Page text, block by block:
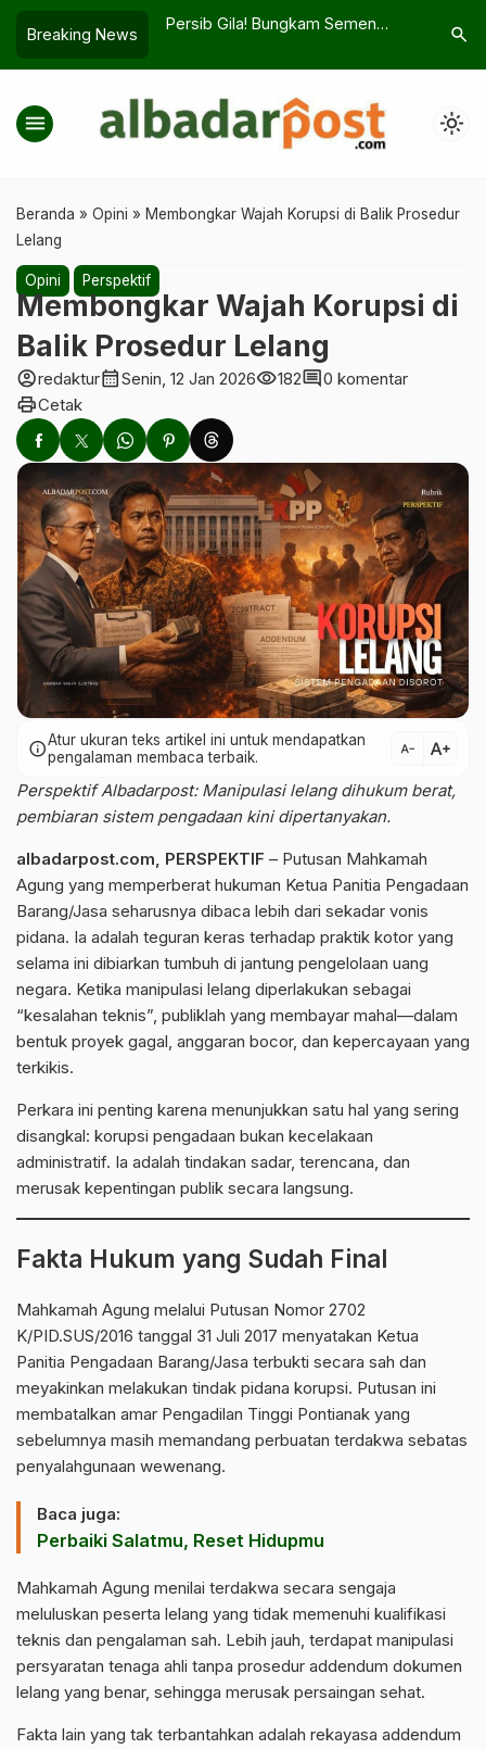
Breaking News
7 Bikin
Persib Gila! Bungkam Semen
Jadi
search
menu light_mode
Beranda » Opini » Membongkar Wajah Korupsi di Balik Prosedur
Lelang
Opini Perspektif
Membongkar Wajah Korupsi di
Balik Prosedur Lelang
account_circleredakturcalendar_monthSenin, 12 Jan 2026visibility182comment0 komentar
printCetak
infoAtur ukuran teks artikel ini untuk mendapatkan
pengalaman membaca terbaik.
text_decrease text_increase
Perspektif Albadarpost: Manipulasi lelang dihukum berat,
pembiaran sistem pengadaan kini dipertanyakan.
albadarpost.com, PERSPEKTIF – Putusan Mahkamah
Agung yang memperberat hukuman Ketua Panitia Pengadaan
Barang/Jasa seharusnya dibaca lebih dari sekadar vonis
pidana. Ia adalah teguran keras terhadap praktik kotor yang
selama ini dibiarkan tumbuh di jantung pengelolaan uang
negara. Ketika manipulasi lelang diperlakukan sebagai
“kesalahan teknis”, publiklah yang membayar mahal—dalam
bentuk proyek gagal, anggaran bocor, dan kepercayaan yang
terkikis.
Perkara ini penting karena menunjukkan satu hal yang sering
disangkal: korupsi pengadaan bukan kecelakaan
administratif. Ia adalah tindakan sadar, terencana, dan
merusak kepentingan publik secara langsung.
Fakta Hukum yang Sudah Final
Mahkamah Agung melalui Putusan Nomor 2702
K/PID.SUS/2016 tanggal 31 Juli 2017 menyatakan Ketua
Panitia Pengadaan Barang/Jasa terbukti secara sah dan
meyakinkan melakukan tindak pidana korupsi. Putusan ini
membatalkan amar Pengadilan Tinggi Pontianak yang
sebelumnya masih memandang perbuatan terdakwa sebatas
penyalahgunaan wewenang.
Baca juga:
Perbaiki Salatmu, Reset Hidupmu
Mahkamah Agung menilai terdakwa secara sengaja
meluluskan peserta lelang yang tidak memenuhi kualifikasi
teknis dan pengalaman sah. Lebih jauh, terdapat manipulasi
persyaratan tenaga ahli tanpa prosedur addendum dokumen
lelang yang benar, sehingga merusak persaingan sehat.
Fakta lain yang tak terbantahkan adalah rekayasa addendum